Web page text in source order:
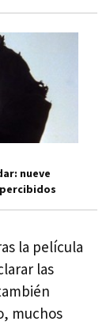
nueve
la película
las
muchos